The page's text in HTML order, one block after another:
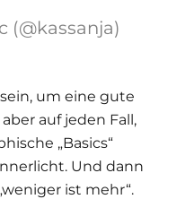
(@kassanja)
um eine gute
auf jeden Fall,
„Basics“
Und dann
ist mehr“.